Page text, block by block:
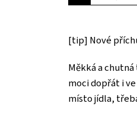
[tip] Nové
Měkká a
moci dopřát i
místo jídla,